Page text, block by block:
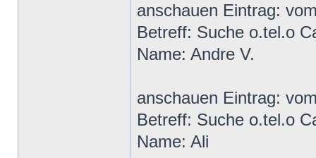
anschauen Eintrag:
Betreff: Suche o.tel.o
Name: Andre V.
anschauen Eintrag:
Betreff: Suche o.tel.o
Name: Ali